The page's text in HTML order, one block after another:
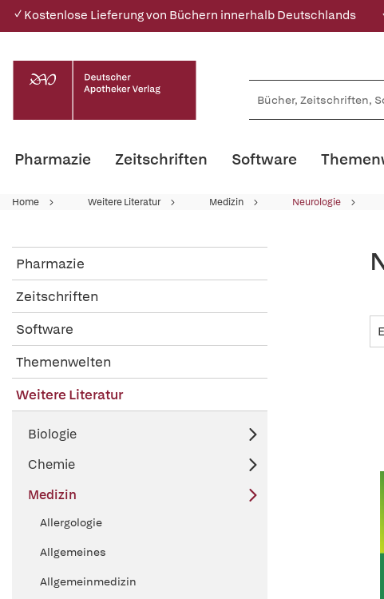
✓ Kostenlose Lieferung von Büchern innerhalb Deutschlands
Pharmazie Zeitschriften Software
Home Weitere Literatur Medizin Neurologie
Pharmazie
Zeitschriften
Software
Themenwelten
Weitere Literatur
Biologie
Chemie
Medizin
Allergologie
Allgemeines
Allgemeinmedizin